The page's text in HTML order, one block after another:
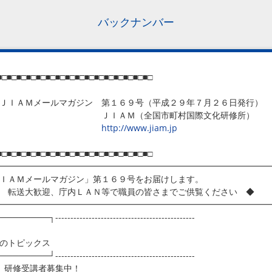
バックナンバー
ＡＭメールマガジン 第１６９号（平成２９年７月２６日発行）
ＩＡＭ（全国市町村国際文化研修所）
http://www.jiam.jp
ＩＡＭメールマガジン」第１６９号をお届けします。
送大歓迎、庁内ＬＡＮ等で職員の皆さまでご供覧ください ◆
トピックス
修受講者募集中！